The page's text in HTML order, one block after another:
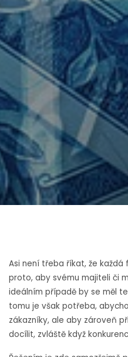
Asi není třeba říkat, že
proto, aby svému majiteli či
ideálním případě by se měl
tomu je však potřeba,
zákazníky, ale aby zároveň
docílit, zvláště když